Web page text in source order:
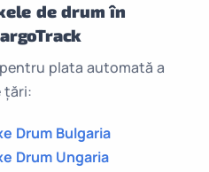
de drum în
plata automată a
ţări:
Drum Bulgaria
Drum Ungaria